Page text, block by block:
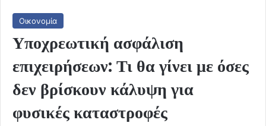
Οικονομία
Υποχρεωτική ασφάλιση
επιχειρήσεων: Τι θα γίνει με όσες
δεν βρίσκουν κάλυψη για
φυσικές καταστροφές